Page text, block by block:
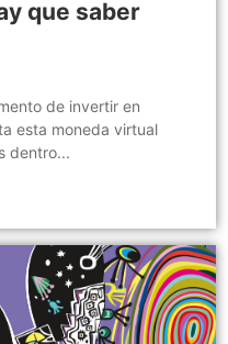
que saber
de invertir en
esta moneda virtual
dentro...